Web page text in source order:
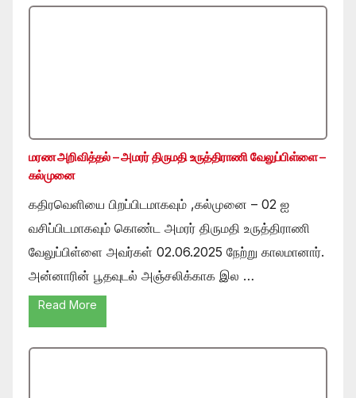
மரண அறிவித்தல் – அமரர் திருமதி உருத்திராணி வேலுப்பிள்ளை –
கல்முனை
கதிரவெளியை பிறப்பிடமாகவும் ,கல்முனை – 02 ஐ
வசிப்பிடமாகவும் கொண்ட அமரர் திருமதி உருத்திராணி
வேலுப்பிள்ளை அவர்கள் 02.06.2025 நேற்று காலமானார்.
அன்னாரின் பூதவுடல் அஞ்சலிக்காக இல …
Read More